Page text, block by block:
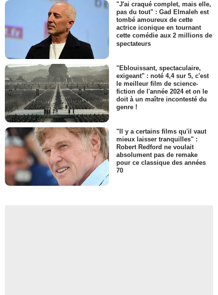
"J'ai craqué complet, mais elle,
pas du tout" : Gad Elmaleh est
tombé amoureux de cette
actrice iconique en tournant
cette comédie aux 2 millions de
spectateurs
"Eblouissant, spectaculaire,
exigeant" : noté 4,4 sur 5, c'est
le meilleur film de science-
fiction de l'année 2024 et on le
doit à un maître incontesté du
genre !
"Il y a certains films qu'il vaut
mieux laisser tranquilles" :
Robert Redford ne voulait
absolument pas de remake
pour ce classique des années
70